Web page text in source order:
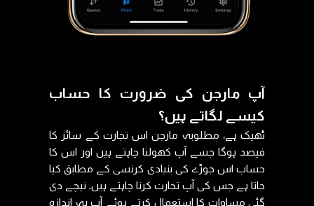
آپ مارجن کی ضرورت کا حساب
کیسے لگاتے ہیں؟
ٹھیک ہے، مطلوبہ مارجن اس تجارت کے سائز کا
فیصد ہوگا جسے آپ کھولنا چاہتے ہیں اور اس کا
حساب اس جوڑے کی بنیادی کرنسی کے مطابق کیا
جاتا ہے جس کی آپ تجارت کرنا چاہتے ہیں۔ نیچے دی
گئی مساوات کا استعمال کرتے ہوئے آپ یہ اندازہ